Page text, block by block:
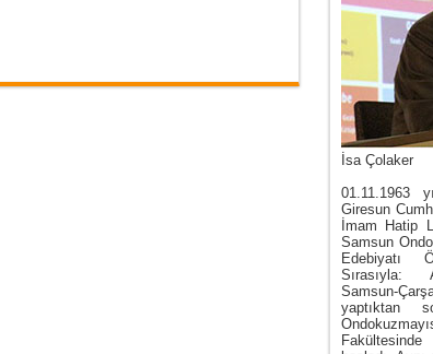
İsa Çolaker
01.11.1963
Giresun
İmam Hatip
Samsun
Edebiyatı
Sırasıyla:
Samsun-
yaptıktan